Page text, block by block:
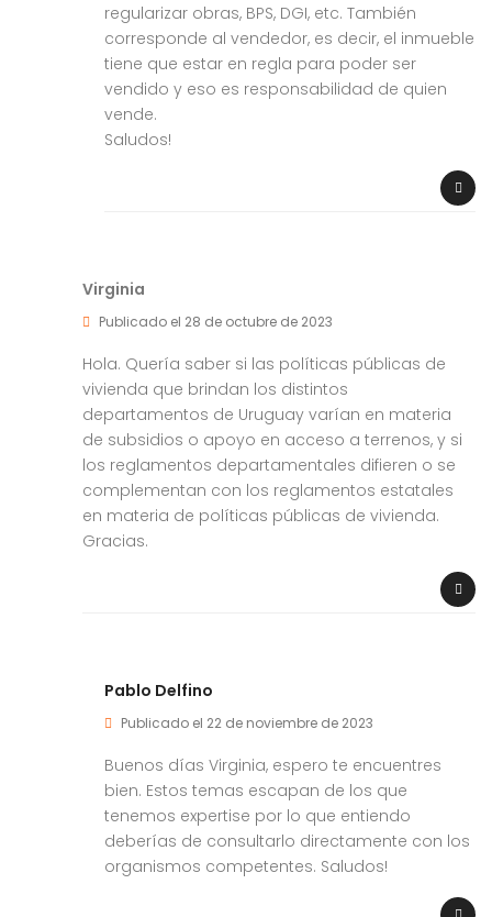
regularizar obras, BPS, DGI, etc. También
corresponde al vendedor, es decir, el inmueble
tiene que estar en regla para poder ser
vendido y eso es responsabilidad de quien
vende.
Saludos!
Virginia
Publicado el 28 de octubre de 2023
Hola. Quería saber si las políticas públicas de
vivienda que brindan los distintos
departamentos de Uruguay varían en materia
de subsidios o apoyo en acceso a terrenos, y si
los reglamentos departamentales difieren o se
complementan con los reglamentos estatales
en materia de políticas públicas de vivienda.
Gracias.
Pablo Delfino
Publicado el 22 de noviembre de 2023
Buenos días Virginia, espero te encuentres
bien. Estos temas escapan de los que
tenemos expertise por lo que entiendo
deberías de consultarlo directamente con los
organismos competentes. Saludos!